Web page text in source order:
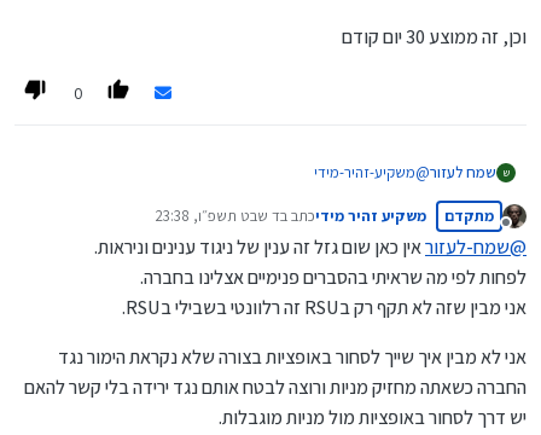
וכן, זה ממוצע 30 יום קודם
0
ש שמח לעזור@משקיע-זהיר-מידי
שאגב תקפה גם בלי קשר לrsu - אסור להמר כנגד החברה שמעסיקה
אותך
כי זה לא רלוונטי אחרי מעבר חברה
(כן מעניין לבדוק בהסכם האם זה רק עילה לפיטורין, או שזה עלול
להיחשב גזל)
אלא מצד האירוע מס המשמעותי שנוצר במכירה (כל החלק הפירותי)
שעל זה חשבתי אולי יש דרך להשאיר את המניות ולסחור באופציות
אבל ראיתי בסולידית שכתבו, שא״א לסחור עליהם כל עוד שזה
בנאמנות
אומנם אפשר להעביר אצל הברוקר לחשבון רגיל, אבל זה אירוע מס
מכיוון שלא מצאתי לזה עוד מקור, חשבתי אולי עומק הסיכוי מכיר את
הנושא ויוודא את העניין
וכן, זה ממוצע 30 יום קודם
מנותק
מתקדם משקיע זהיר מידיכתב בד שבט תשפ״ו, 23:38
נערך לאחרונה על ידי
@שמח-לעזוראין כאן שום גזל זה ענין של ניגוד ענינים וניראות.
לפחות לפי מה שראיתי בהסברים פנימיים אצלינו בחברה.
אני מבין שזה לא תקף רק בRSU זה רלוונטי בשבילי בRSU.
אני לא מבין איך שייך לסחור באופציות בצורה שלא נקראת הימור נגד
החברה כשאתה מחזיק מניות ורוצה לבטח אותם נגד ירידה בלי קשר להאם
יש דרך לסחור באופציות מול מניות מוגבלות.